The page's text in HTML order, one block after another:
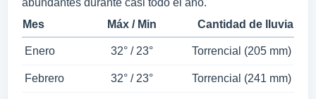
abundantes durante casi todo el año.
Mes
Máx / Min Cantidad de lluvia
Enero 32° / 23° Torrencial (205 mm)
Febrero 32° / 23° Torrencial (241 mm)